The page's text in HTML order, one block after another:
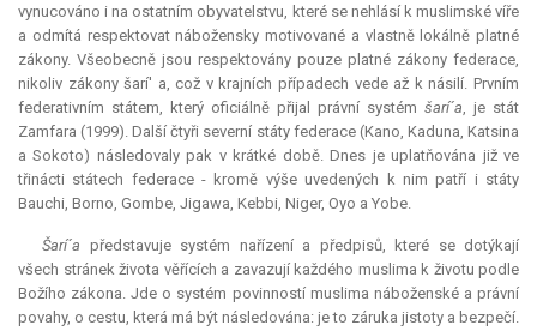
vynucováno i na ostatním obyvatelstvu, které se nehlásí k muslimské víře
a odmítá respektovat nábožensky motivované a vlastně lokálně platné
zákony. Všeobecně jsou respektovány pouze platné zákony federace,
nikoliv zákony šarí' a, což v krajních případech vede až k násilí. Prvním
federativním státem, který oficiálně přijal právní systém šarí´a, je stát
Zamfara (1999). Další čtyři severní státy federace (Kano, Kaduna, Katsina
a Sokoto) následovaly pak v krátké době. Dnes je uplatňována již ve
třinácti státech federace - kromě výše uvedených k nim patří i státy
Bauchi, Borno, Gombe, Jigawa, Kebbi, Niger, Oyo a Yobe.
Šarí´a představuje systém nařízení a předpisů, které se dotýkají
všech stránek života věřících a zavazují každého muslima k životu podle
Božího zákona. Jde o systém povinností muslima náboženské a právní
povahy, o cestu, která má být následována: je to záruka jistoty a bezpečí.